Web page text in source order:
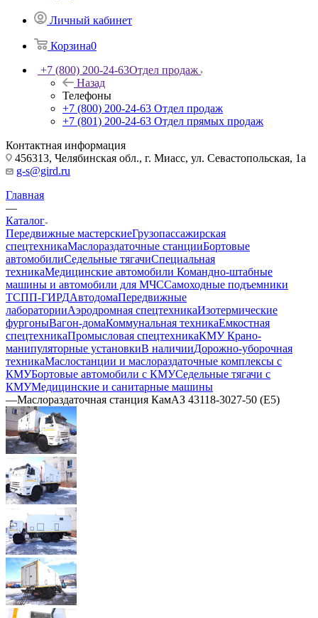
Личный кабинет
Корзина0
+7 (800) 200-24-63Отдел продаж
Назад
Телефоны
+7 (800) 200-24-63 Отдел продаж
+7 (801) 200-24-63 Отдел прямых продаж
Контактная информация
456313, Челябинская обл., г. Миасс, ул. Севастопольская, 1а
g-s@gird.ru
Главная
—
Каталог
Передвижные мастерскиеГрузопассажирская
спецтехникаМаслораздаточные станцииБортовые
автомобилиСедельные тягачиСпециальная
техникаМедицинские автомобили Командно-штабные
машины и автомобили для МЧССамоходные подъемники
ТСПП-ГИРДАвтодомаПередвижные
лабораторииАэродромная спецтехникаИзотермические
фургоныВагон-домаКоммунальная техникаЕмкостная
спецтехникаПромысловая спецтехникаКМУ Крано-
манипуляторные установкиВ наличииДорожно-уборочная
техникаМаслостанции и маслораздаточные комплексы с
КМУБортовые автомобили с КМУСедельные тягачи с
КМУМедицинские и санитарные машины
—Маслораздаточная станция КамАЗ 43118-3027-50 (Е5)